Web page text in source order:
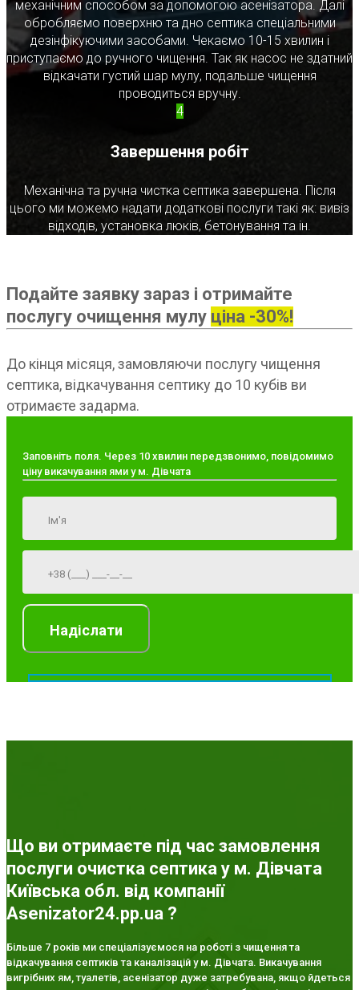
механічним способом за допомогою асенізатора. Далі
обробляємо поверхню та дно септика спеціальними
дезінфікуючими засобами. Чекаємо 10-15 хвилин і
приступаємо до ручного чищення. Так як насос не здатний
відкачати густий шар мулу, подальше чищення
проводиться вручну.
4
Завершення робіт
Механічна та ручна чистка септика завершена. Після
цього ми можемо надати додаткові послуги такі як: вивіз
відходів, установка люків, бетонування та ін.
Подайте заявку зараз і отримайте
послугу очищення мулу ціна -30%!
До кінця місяця, замовляючи послугу чищення
септика, відкачування септику до 10 кубів ви
отримаєте задарма.
Заповніть поля. Через 10 хвилин передзвонимо, повідомимо
ціну викачування ями у м. Дівчата
Що ви отримаєте під час замовлення
послуги очистка септика у м. Дівчата
Київська обл. від компанії
Asenizator24.pp.ua ?
Більше 7 років ми спеціалізуємося на роботі з чищення та
відкачування септиків та каналізацій у м. Дівчата. Викачування
вигрібних ям, туалетів, асенізатор дуже затребувана, якщо йдеться